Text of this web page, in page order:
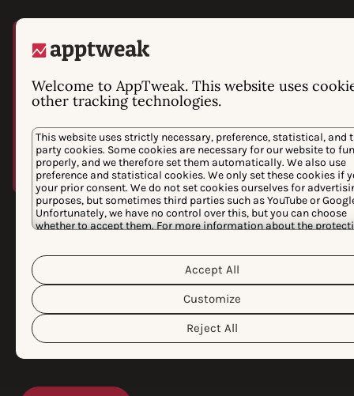
Welcome to AppTweak. This website uses
other tracking technologies.
This website uses strictly necessary, preference, statistical, and
party cookies. Some cookies are necessary for our website to
properly, and we therefore set them automatically. We also use
preference and statistical cookies. We only set these cookies if
your prior consent. We do not set cookies ourselves for
purposes, but sometimes third parties such as YouTube or
Unfortunately, we have no control over this, but you can choose
whether to accept them. For more information about the
settings and preferences by clicking the “Customize” button.
Reject All
Customize
Accept All
Phiture 选择 AppTweak 作
在对市场上最好的应用数据提供商进行广泛审计后，
Phiture 选择通过 AppTweak. 为全球最大的应用释放增
长潜力。 为什么？ AppTweak. 利用由 2,000 多个真实集
成支持的深度学习模型，提供准确的类别、国家/地区和
季节性趋势。